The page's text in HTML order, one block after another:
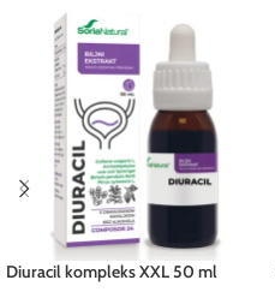
Diuracil kompleks XXL 50 ml